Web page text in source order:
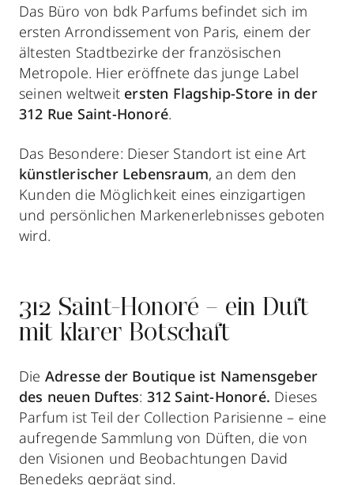
Das Büro von bdk Parfums befindet sich im
ersten Arrondissement von Paris, einem der
ältesten Stadtbezirke der französischen
Metropole. Hier eröffnete das junge Label
seinen weltweit ersten Flagship-Store in der
312 Rue Saint-Honoré.
Das Besondere: Dieser Standort ist eine Art
künstlerischer Lebensraum, an dem den
Kunden die Möglichkeit eines einzigartigen
und persönlichen Markenerlebnisses geboten
wird.
312 Saint-Honoré – ein Duft
mit klarer Botschaft
Die Adresse der Boutique ist Namensgeber
des neuen Duftes: 312 Saint-Honoré. Dieses
Parfum ist Teil der Collection Parisienne – eine
aufregende Sammlung von Düften, die von
den Visionen und Beobachtungen David
Benedeks geprägt sind.